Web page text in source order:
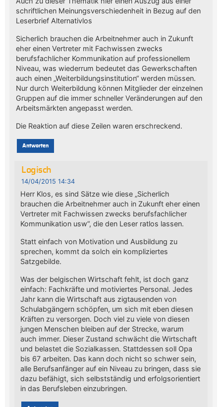
schriftlichen Meinungsverschiedenheit in Bezug auf den
Leserbrief Alternativlos
Sicherlich brauchen die Arbeitnehmer auch in Zukunft
eher einen Vertreter mit Fachwissen zwecks
berufsfachlicher Kommunikation auf professionellem
Niveau, was wiederrum bedeutet das Gewerkschaften
auch einen „Weiterbildungsinstitution“ werden müssen.
Nur durch Weiterbildung können Mitglieder der einzelnen
Gruppen auf die immer schneller Veränderungen auf den
Arbeitsmärkten angepasst werden.
Die Reaktion auf diese Zeilen waren erschreckend.
Antworten
Logisch
14/04/2015 14:34
Herr Klos, es sind Sätze wie diese „Sicherlich
brauchen die Arbeitnehmer auch in Zukunft eher einen
Vertreter mit Fachwissen zwecks berufsfachlicher
Kommunikation usw“, die den Leser ratlos lassen.
Statt einfach von Motivation und Ausbildung zu
sprechen, kommt da solch ein kompliziertes
Satzgebilde.
Was der belgischen Wirtschaft fehlt, ist doch ganz
einfach: Fachkräfte und motiviertes Personal. Jedes
Jahr kann die Wirtschaft aus zigtausenden von
Schulabgängern schöpfen, um sich mit eben diesen
Kräften zu versorgen. Doch viel zu viele von diesen
jungen Menschen bleiben auf der Strecke, warum
auch immer. Dieser Zustand schwächt die Wirtschaft
und belastet die Sozialkassen. Stattdessen soll Opa
bis 67 arbeiten. Das kann doch nicht so schwer sein,
alle Berufsanfänger auf ein Niveau zu bringen, dass sie
dazu befähigt, sich selbstständig und erfolgsorientiert
in das Berufsleben einzubringen.